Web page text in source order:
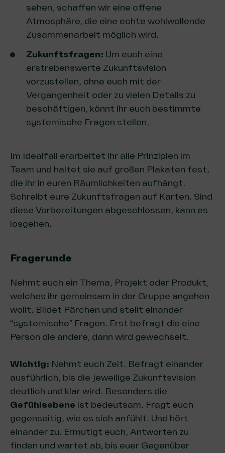
sehen, schaffen wir eine offene
Atmosphäre, die eine echte wohlwollende
Zusammenarbeit möglich wird.
Zukunftsfragen: Um euch eine
erstrebenswerte Zukunftsvision
vorzustellen, ohne euch mit der
Vergangenheit oder zu vielen Details zu
beschäftigen, könnt ihr euch bestimmte
systemische Fragen stellen.
Im Idealfall erarbeitet ihr alle Prinzipien im
Team und haltet sie auf großen Plakaten fest,
die ihr in euren Räumlichkeiten aufhängt.
Schreibt eure Zukunftsfragen auf Karten. Sind
diese Vorbereitungen abgeschlossen, kann es
losgehen.
Fragerunde
Nehmt euch ein Thema, Projekt oder Produkt,
welches ihr gemeinsam in der Gruppe angehen
wollt. Bildet Pärchen und stellt einander
“systemische” Fragen. Erst befragt die eine
Person die andere, dann wird gewechselt.
Wichtig: Nehmt euch Zeit. Befragt einander
ausführlich, bis die jeweilige Zukunftsvision
deutlich und klar wird. Besonders die
Gefühlsebene ist bedeutsam. Fragt euch
gegenseitig, wie es sich anfühlt. Und hört
einander zu. Ermutigt euch, Antworten zu
finden und wartet ab, bis euer Gegenüber